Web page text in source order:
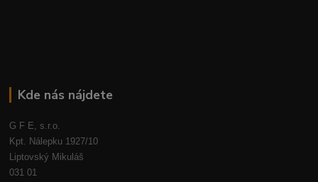
Kde nás nájdete
G F E, s.r.o.
Kpt. Nálepku 1927/10
Liptovský Mikuláš
031 01